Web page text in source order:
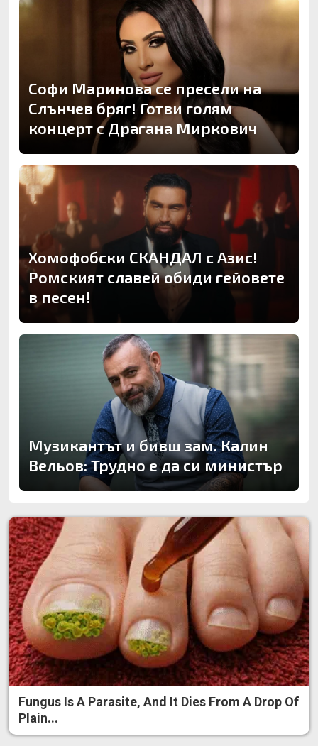
Софи Маринова се пресели на
Слънчев бряг! Готви голям
концерт с Драгана Миркович
Хомофобски СКАНДАЛ с Азис!
Ромският славей обиди гейовете
в песен!
Музикантът и бивш зам. Калин
Вельов: Трудно е да си министър
Fungus Is A Parasite, And It Dies From A Drop Of
Plain...